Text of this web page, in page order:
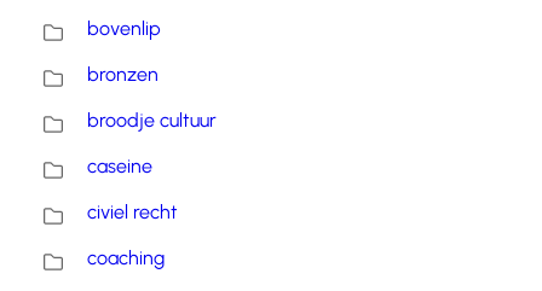
bovenlip
bronzen
broodje cultuur
caseine
civiel recht
coaching